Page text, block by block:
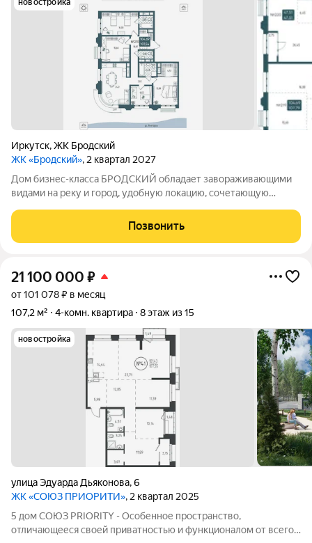
новостройка
Иркутск,ЖК Бродский
ЖК «Бродский», 2 квартал 2027
Дом бизнес-класса БРОДСКИЙ обладает завораживающими
видами на реку и город, удобную локацию, сочетающую
транспортную доступность, выразительную архитектуру и
продуманные до мелочей дизайнерские места
Позвонить
21 100 000 ₽
от 101 078 ₽ в месяц
107,2 м²
4-комн. квартира 8 этаж из 15
новостройка
улица Эдуарда Дьяконова,6
ЖК «СОЮЗ ПРИОРИТИ», 2 квартал 2025
5 дом СОЮЗ PRIORITY - Особенное пространство,
отличающееся своей приватностью и функционалом от всего